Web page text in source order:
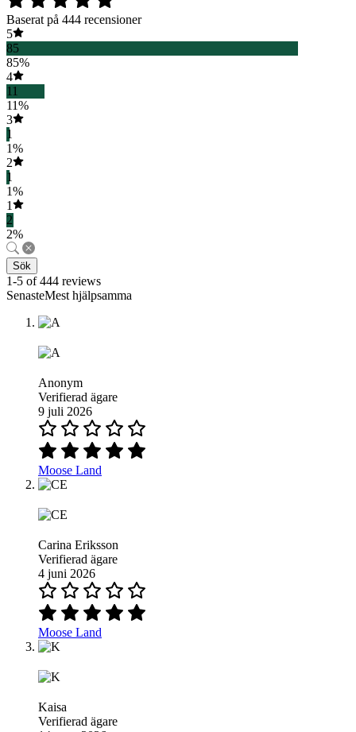
Baserat på 444 recensioner
5
85
85%
4
11
11%
3
1
1%
2
1
1%
1
2
2%
Sök
1-5 of 444 reviews
SenasteMest hjälpsamma
Anonym
Verifierad ägare
9 juli 2026
Moose Land
Carina Eriksson
Verifierad ägare
4 juni 2026
Moose Land
Kaisa
Verifierad ägare